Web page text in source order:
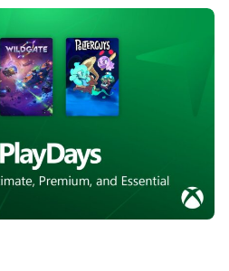
e
F
o
r
z
a
H